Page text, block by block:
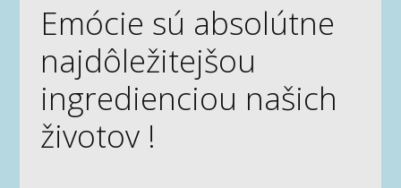
Emócie sú absolútne
najdôležitejšou
ingredienciou našich
životov !